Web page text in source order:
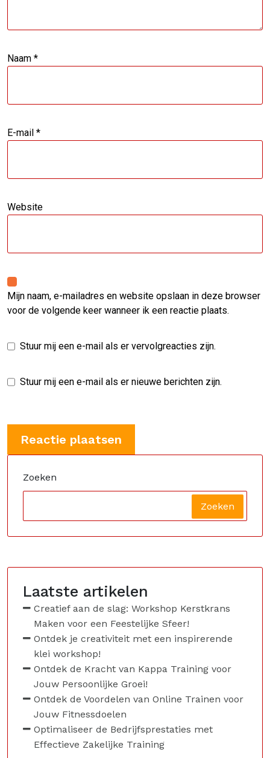
Naam *
E-mail *
Website
Mijn naam, e-mailadres en website opslaan in deze browser
voor de volgende keer wanneer ik een reactie plaats.
Stuur mij een e-mail als er vervolgreacties zijn.
Stuur mij een e-mail als er nieuwe berichten zijn.
Zoeken
Zoeken
Laatste artikelen
Creatief aan de slag: Workshop Kerstkrans
Maken voor een Feestelijke Sfeer!
Ontdek je creativiteit met een inspirerende
klei workshop!
Ontdek de Kracht van Kappa Training voor
Jouw Persoonlijke Groei!
Ontdek de Voordelen van Online Trainen voor
Jouw Fitnessdoelen
Optimaliseer de Bedrijfsprestaties met
Effectieve Zakelijke Training